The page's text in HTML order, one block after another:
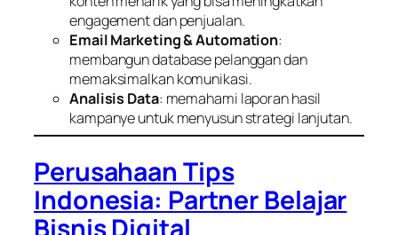
engagement dan penjualan.
Email Marketing & Automation:
membangun database pelanggan dan
memaksimalkan komunikasi.
Analisis Data: memahami laporan hasil
kampanye untuk menyusun strategi lanjutan.
Perusahaan Tips
Indonesia: Partner Belajar